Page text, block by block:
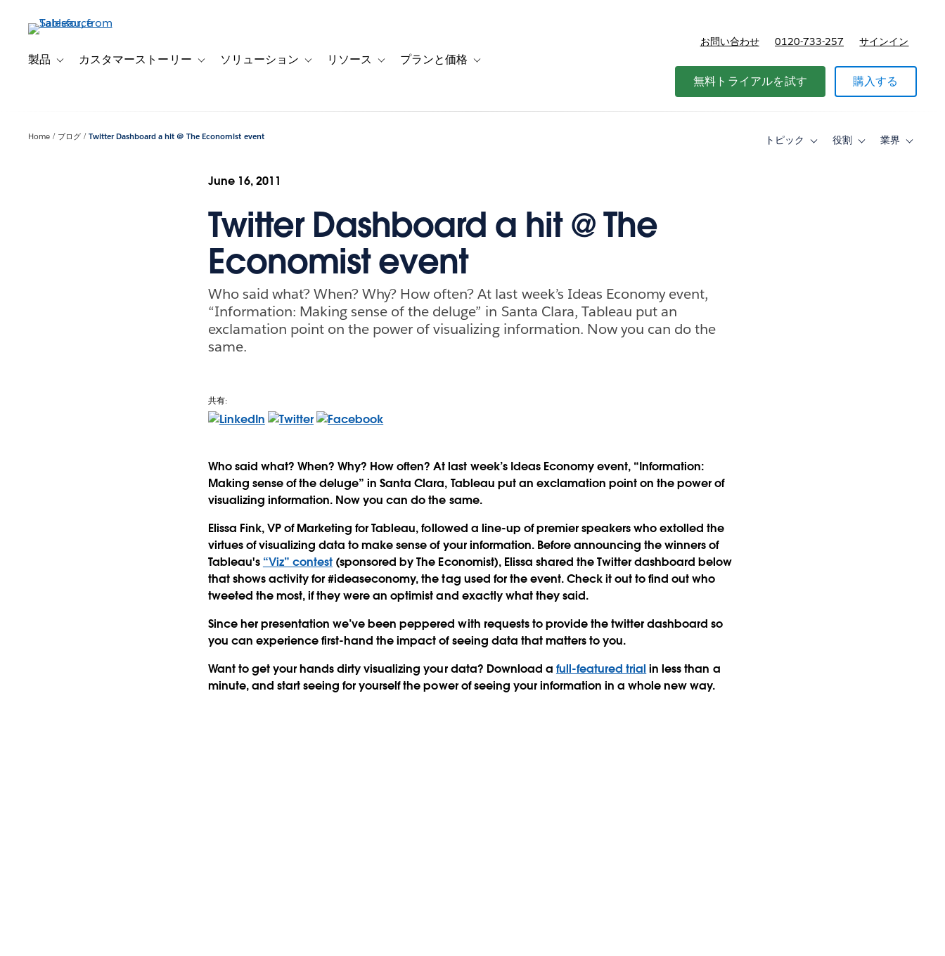
製品 Toggle sub-navigation for 製品
カスタマーストーリー Toggle sub-navigation for カスタマーストーリー
ソリューション Toggle sub-navigation for ソリューション
リソース Toggle sub-navigation for リソース
プランと価格 Toggle sub-navigation for プランと価格
お問い合わせ 0120-733-257 サインイン
無料トライアルを試す 購入する
Home ブログ Twitter Dashboard a hit @ The Economist event トピック
Toggle役割
Toggle業界
Toggle
June 16, 2011
Twitter Dashboard a hit @ The
Economist event
Who said what? When? Why? How often? At last week’s Ideas Economy event,
“Information: Making sense of the deluge” in Santa Clara, Tableau put an
exclamation point on the power of visualizing information. Now you can do the
same.
共有:
Who said what? When? Why? How often? At last week’s Ideas Economy event, “Information:
Making sense of the deluge” in Santa Clara, Tableau put an exclamation point on the power of
visualizing information. Now you can do the same.
Elissa Fink, VP of Marketing for Tableau, followed a line-up of premier speakers who extolled the
virtues of visualizing data to make sense of your information. Before announcing the winners of
Tableau's “Viz” contest (sponsored by The Economist), Elissa shared the Twitter dashboard below
that shows activity for #ideaseconomy, the tag used for the event. Check it out to find out who
tweeted the most, if they were an optimist and exactly what they said.
Since her presentation we’ve been peppered with requests to provide the twitter dashboard so
you can experience first-hand the impact of seeing data that matters to you.
Want to get your hands dirty visualizing your data? Download a full-featured trial in less than a
minute, and start seeing for yourself the power of seeing your information in a whole new way.